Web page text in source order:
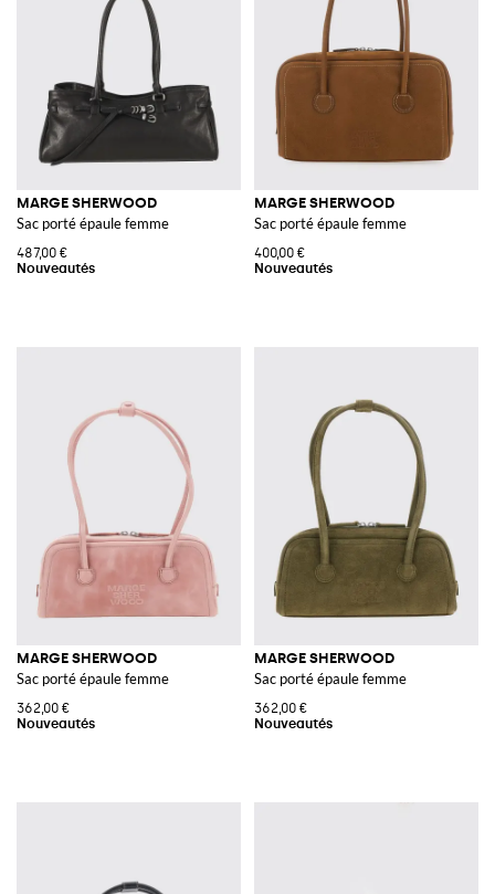
MARGE SHERWOOD
Sac porté épaule femme
487,00 €
MARGE SHERWOOD
Sac porté épaule femme
400,00 €
MARGE SHERWOOD
Sac porté épaule femme
362,00 €
MARGE SHERWOOD
Sac porté épaule femme
362,00 €